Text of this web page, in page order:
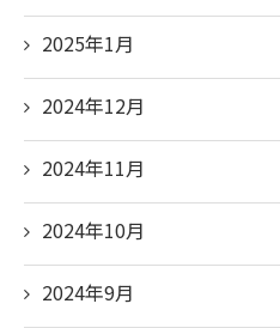
2025年1月
2024年12月
2024年11月
2024年10月
2024年9月